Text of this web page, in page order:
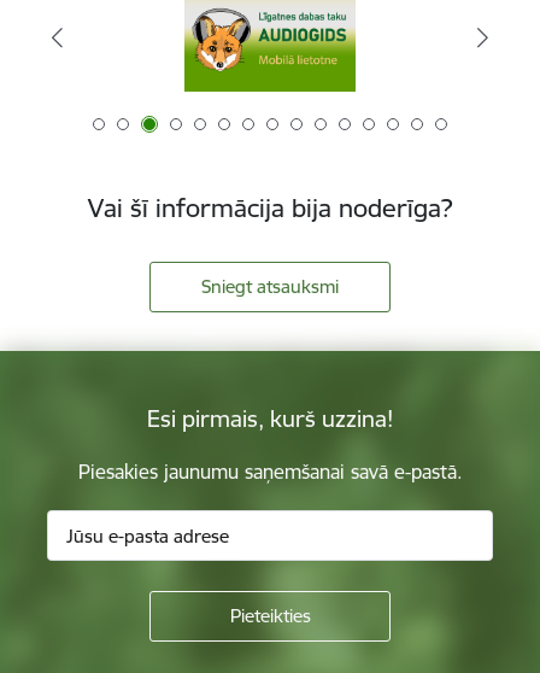
Vai šī informācija bija noderīga?
Sniegt atsauksmi
Esi pirmais, kurš uzzina!
Piesakies jaunumu saņemšanai savā e-pastā.